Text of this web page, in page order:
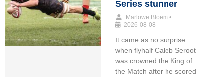
Series stunner
Marlowe Bloem •
2026-08-08
It came as no surprise
when flyhalf Caleb Seroot
was crowned the King of
the Match after he scored